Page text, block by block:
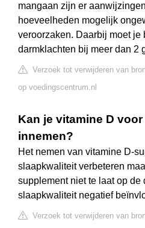
mangaan zijn er
hoeveelheden mogelijk
veroorzaken. Daarbij moet
darmklachten bij meer dan 2
Verzoek tot verwijderen van
op voedingscentrum.nl
Kan je vitamine D
innemen?
Het nemen van vitamine D-
slaapkwaliteit verbeteren
supplement niet te laat op
slaapkwaliteit negatief
Verzoek tot verwijderen van